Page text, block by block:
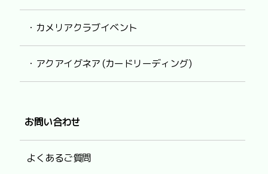
・カメリアクラブイベント
・アクアイグネア (カードリーディング)
お問い合わせ
よくあるご質問